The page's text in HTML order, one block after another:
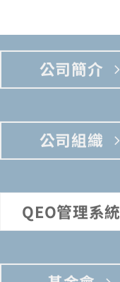
公司簡介
公司組織
QEO管理系統